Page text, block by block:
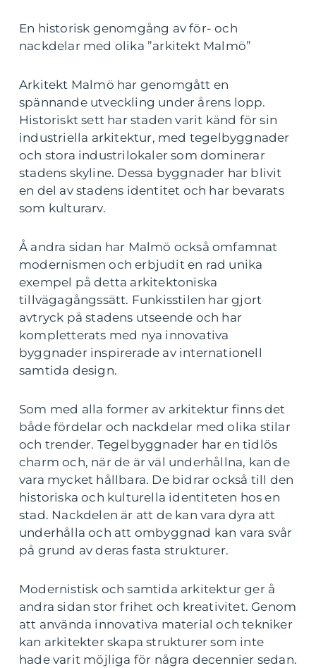
En historisk genomgång av för- och
nackdelar med olika ”arkitekt Malmö”
Arkitekt Malmö har genomgått en
spännande utveckling under årens lopp.
Historiskt sett har staden varit känd för sin
industriella arkitektur, med tegelbyggnader
och stora industrilokaler som dominerar
stadens skyline. Dessa byggnader har blivit
en del av stadens identitet och har bevarats
som kulturarv.
Å andra sidan har Malmö också omfamnat
modernismen och erbjudit en rad unika
exempel på detta arkitektoniska
tillvägagångssätt. Funkisstilen har gjort
avtryck på stadens utseende och har
kompletterats med nya innovativa
byggnader inspirerade av internationell
samtida design.
Som med alla former av arkitektur finns det
både fördelar och nackdelar med olika stilar
och trender. Tegelbyggnader har en tidlös
charm och, när de är väl underhållna, kan de
vara mycket hållbara. De bidrar också till den
historiska och kulturella identiteten hos en
stad. Nackdelen är att de kan vara dyra att
underhålla och att ombyggnad kan vara svår
på grund av deras fasta strukturer.
Modernistisk och samtida arkitektur ger å
andra sidan stor frihet och kreativitet. Genom
att använda innovativa material och tekniker
kan arkitekter skapa strukturer som inte
hade varit möjliga för några decennier sedan.